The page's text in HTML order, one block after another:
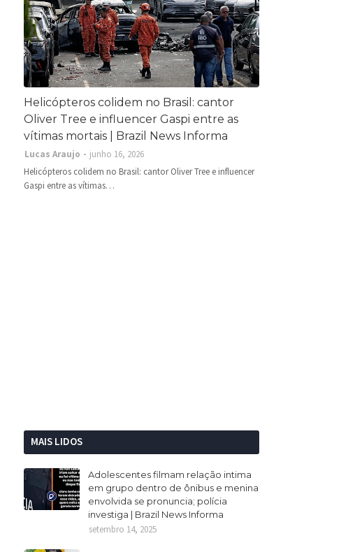
Helicópteros colidem no Brasil: cantor
Oliver Tree e influencer Gaspi entre as
vítimas mortais | Brazil News Informa
Lucas Araujo
junho 16, 2026
Helicópteros colidem no Brasil: cantor Oliver Tree e influencer
Gaspi entre as vítimas…
MAIS LIDOS
Adolescentes filmam relação intima
em grupo dentro de ônibus e menina
envolvida se pronuncia; polícia
investiga | Brazil News Informa
setembro 14, 2025